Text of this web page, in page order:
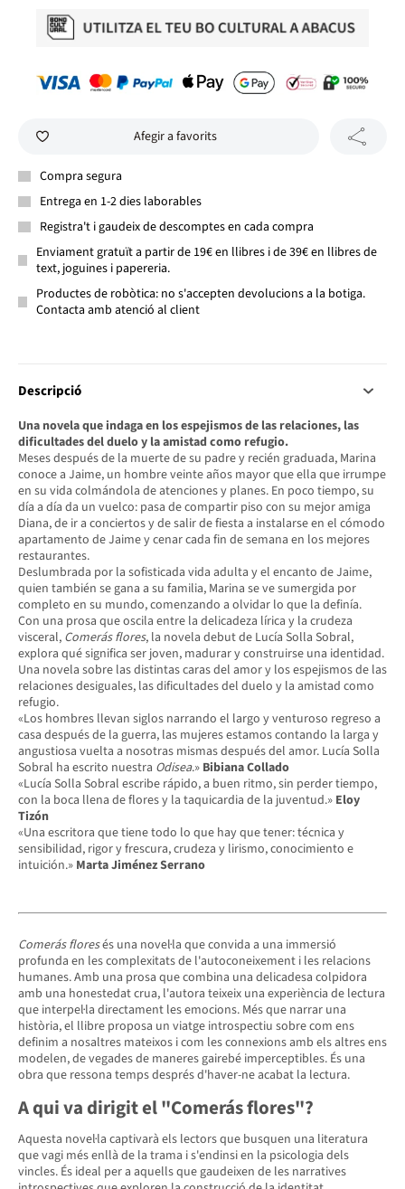
Afegir a favorits
Compra segura
Entrega en 1-2 dies laborables
Registra't i gaudeix de descomptes en cada compra
Enviament gratuït a partir de 19€ en llibres i de 39€ en llibres de
text, joguines i papereria.
Productes de robòtica: no s'accepten devolucions a la botiga.
Contacta amb atenció al client
Descripció
Una novela que indaga en los espejismos de las relaciones, las
dificultades del duelo y la amistad como refugio.
Meses después de la muerte de su padre y recién graduada, Marina
conoce a Jaime, un hombre veinte años mayor que ella que irrumpe
en su vida colmándola de atenciones y planes. En poco tiempo, su
día a día da un vuelco: pasa de compartir piso con su mejor amiga
Diana, de ir a conciertos y de salir de fiesta a instalarse en el cómodo
apartamento de Jaime y cenar cada fin de semana en los mejores
restaurantes.
Deslumbrada por la sofisticada vida adulta y el encanto de Jaime,
quien también se gana a su familia, Marina se ve sumergida por
completo en su mundo, comenzando a olvidar lo que la definía.
Con una prosa que oscila entre la delicadeza lírica y la crudeza
visceral, Comerás flores, la novela debut de Lucía Solla Sobral,
explora qué significa ser joven, madurar y construirse una identidad.
Una novela sobre las distintas caras del amor y los espejismos de las
relaciones desiguales, las dificultades del duelo y la amistad como
refugio.
«Los hombres llevan siglos narrando el largo y venturoso regreso a
casa después de la guerra, las mujeres estamos contando la larga y
angustiosa vuelta a nosotras mismas después del amor. Lucía Solla
Sobral ha escrito nuestra Odisea.» Bibiana Collado
«Lucía Solla Sobral escribe rápido, a buen ritmo, sin perder tiempo,
con la boca llena de flores y la taquicardia de la juventud.» Eloy
Tizón
«Una escritora que tiene todo lo que hay que tener: técnica y
sensibilidad, rigor y frescura, crudeza y lirismo, conocimiento e
intuición.» Marta Jiménez Serrano
Comerás floresés una novel·la que convida a una immersió
profunda en les complexitats de l'autoconeixement i les relacions
humanes. Amb una prosa que combina una delicadesa colpidora
amb una honestedat crua, l'autora teixeix una experiència de lectura
que interpel·la directament les emocions. Més que narrar una
història, el llibre proposa un viatge introspectiu sobre com ens
definim a nosaltres mateixos i com les connexions amb els altres ens
modelen, de vegades de maneres gairebé imperceptibles. És una
obra que ressona temps després d'haver-ne acabat la lectura.
A qui va dirigit el "Comerás flores"?
Aquesta novel·la captivarà els lectors que busquen una literatura
que vagi més enllà de la trama i s'endinsi en la psicologia dels
vincles. És ideal per a aquells que gaudeixen de les narratives